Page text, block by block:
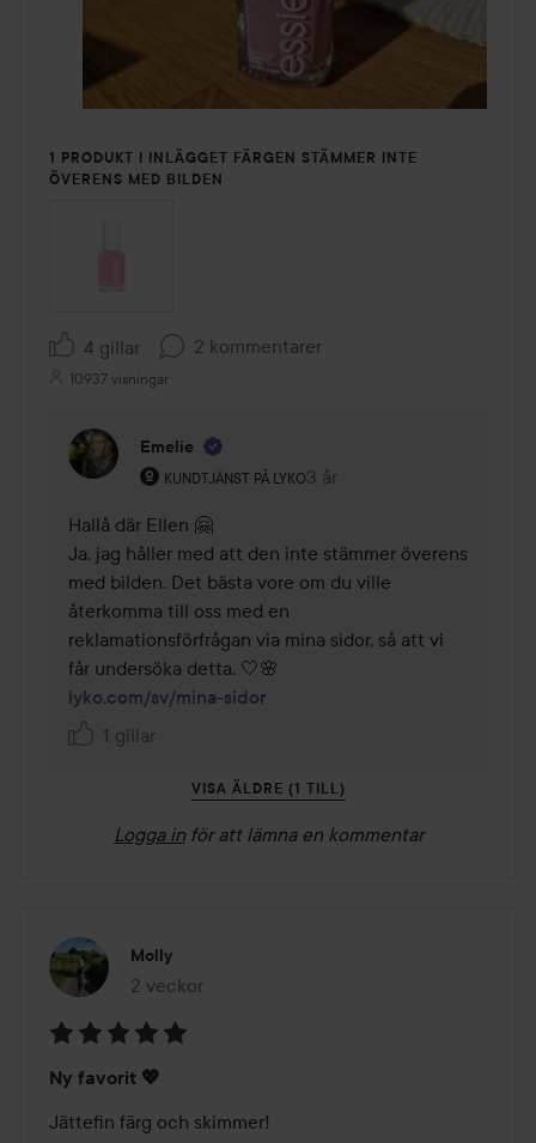
1 PRODUKT I INLÄGGET FÄRGEN STÄMMER INTE
ÖVERENS MED BILDEN
4 gillar 2 kommentarer
10937 visningar
Emelie
KUNDTJÄNST PÅ LYKO
Användarens roll: Kundtjänst på Lyko.
3 år
Kommentaren lades 3 år
Hallå där Ellen 🤗
Ja, jag håller med att den inte stämmer överens
med bilden. Det bästa vore om du ville
återkomma till oss med en
reklamationsförfrågan via mina sidor, så att vi
lyko.com/sv/mina-sidor
1 gillar
VISA ÄLDRE (1 TILL)
Logga in för att lämna en kommentar
Molly
2 veckor
Inlägget skapades 2 veckor
5
av
Ny favorit 💖
Jättefin färg och skimmer!